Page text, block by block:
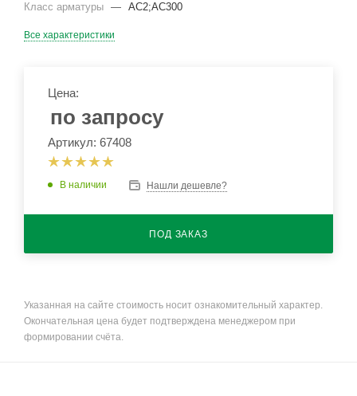
Класс арматуры — АС2;АС300
Все характеристики
Цена:
по запросу
Артикул: 67408
В наличии Нашли дешевле?
ПОД ЗАКАЗ
Указанная на сайте стоимость носит ознакомительный характер.
Окончательная цена будет подтверждена менеджером при
формировании счёта.